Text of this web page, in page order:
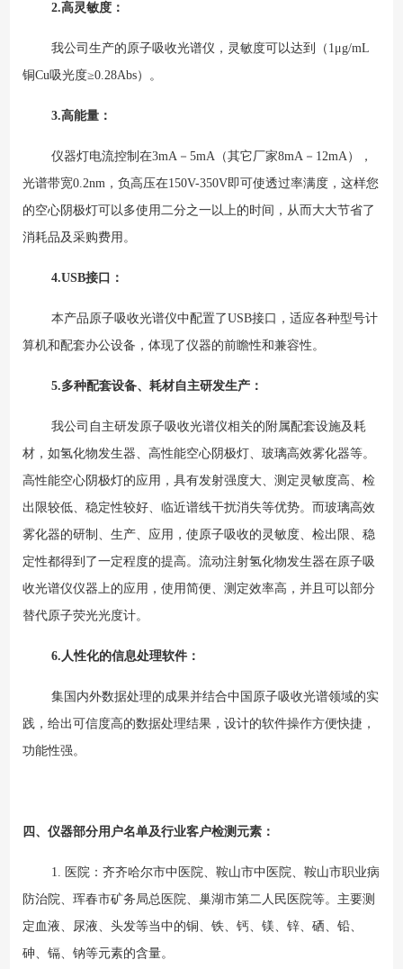
2.高灵敏度：
我公司生产的原子吸收光谱仪，灵敏度可以达到（1μg/mL
铜Cu吸光度≥0.28Abs）。
3.高能量：
仪器灯电流控制在3mA－5mA（其它厂家8mA－12mA），
光谱带宽0.2nm，负高压在150V-350V即可使透过率满度，这样您
的空心阴极灯可以多使用二分之一以上的时间，从而大大节省了
消耗品及采购费用。
4.USB接口：
本产品原子吸收光谱仪中配置了USB接口，适应各种型号计
算机和配套办公设备，体现了仪器的前瞻性和兼容性。
5.多种配套设备、耗材自主研发生产：
我公司自主研发原子吸收光谱仪相关的附属配套设施及耗
材，如氢化物发生器、 高性能空心阴极灯、玻璃高效雾化器等。
高性能空心阴极灯的应用，具有发射强度大、测定灵敏度高、检
出限较低、稳定性较好、临近谱线干扰消失等优势。而玻璃高效
雾化器的研制、生产、应用，使原子吸收的灵敏度、检出限、稳
定性都得到了一定程度的提高。流动注射氢化物发生器在原子吸
收光谱仪仪器上的应用，使用简便、测定效率高，并且可以部分
替代原子荧光光度计。
6. 人性化的信息处理软件：
集国内外数据处理的成果并结合中国原子吸收光谱领域的实
践，给出可信度高的数据处理结果，设计的软件操作方便快捷，
功能性强。
四、仪器部分用户名单及行业客户检测元素：
1. 医院：齐齐哈尔市中医院、鞍山市中医院、鞍山市职业病
防治院、珲春市矿务局总医院、巢湖市第二人民医院等。主要测
定血液、尿液、头发等当中的铜、铁、钙、镁、锌、硒、铅、
砷、镉、钠等元素的含量。